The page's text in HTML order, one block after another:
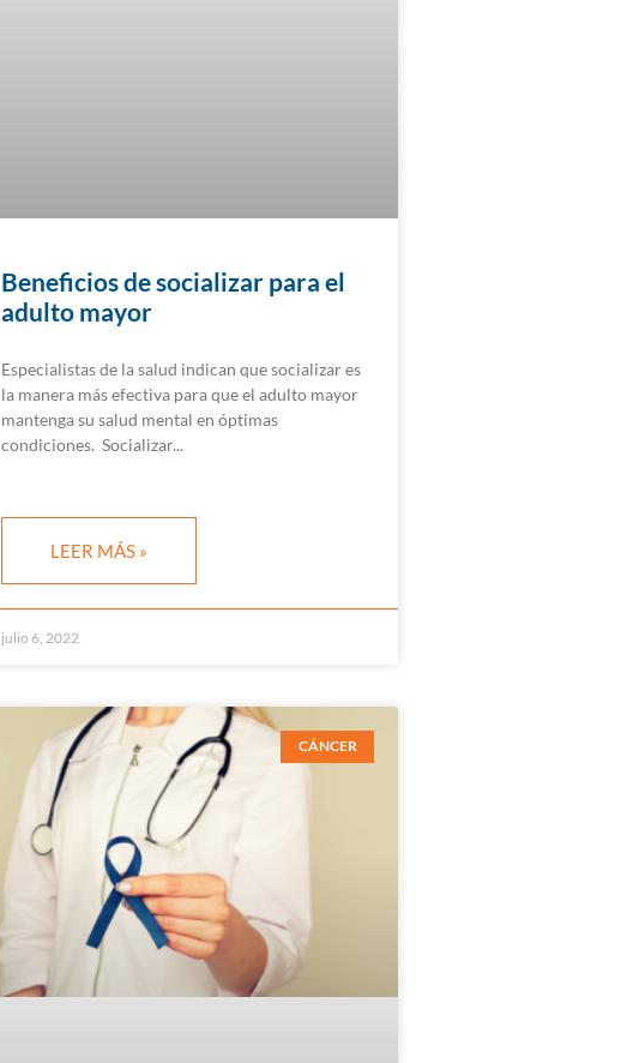
Beneficios de socializar para el
adulto mayor
Especialistas de la salud indican que socializar es
la manera más efectiva para que el adulto mayor
mantenga su salud mental en óptimas
condiciones. Socializar
LEER MÁS »
julio 6, 2022
CÁNCER